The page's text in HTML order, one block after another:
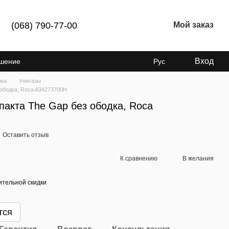
(068) 790-77-00 Мой заказ
Рус Вход
Унитазы
Roca A34273700H
The Gap без ободка, Roca
Оставить отзыв
К сравнению В желания
скидки